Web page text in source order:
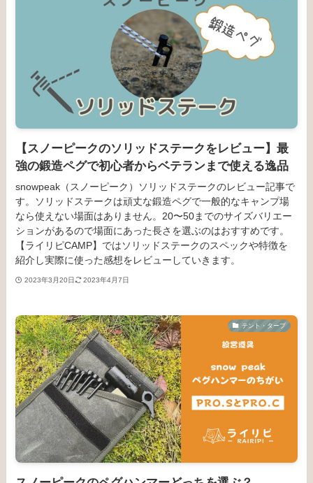
【スノーピークのソリッドステークをレビュー】最
強の鍛造ペグで初心者からベテランまで使える逸品
snowpeak（スノーピーク）ソリッドステークのレビュー記事で
す。ソリッドステークは頑丈な鍛造ペグで一般的なキャンプ場
なら使えない場面はありません。20〜50までのサイズバリエー
ションがあるので場面にあった長さを選ぶのはおすすめです。
【ライリピCAMP】ではソリッドステークのスペックや特徴を
紹介し実際に使った感想をレビューしていきます。
2023年3月20日 2023年4月7日
テント・タープ